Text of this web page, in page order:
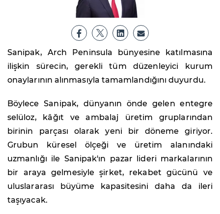
Sanipak, Arch Peninsula bünyesine katılmasına
ilişkin sürecin, gerekli tüm düzenleyici kurum
onaylarının alınmasıyla tamamlandığını duyurdu.
Böylece Sanipak, dünyanın önde gelen entegre
selüloz, kâğıt ve ambalaj üretim gruplarından
birinin parçası olarak yeni bir döneme giriyor.
Grubun küresel ölçeği ve üretim alanındaki
uzmanlığı ile Sanipak'ın pazar lideri markalarının
bir araya gelmesiyle şirket, rekabet gücünü ve
uluslararası büyüme kapasitesini daha da ileri
taşıyacak.